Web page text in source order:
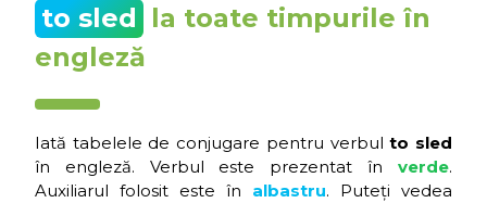
to sled la toate timpurile în
engleză
Iată tabelele de conjugare pentru verbulto sled
în engleză. Verbul este prezentat în verde.
Auxiliarul folosit este în albastru. Puteți vedea